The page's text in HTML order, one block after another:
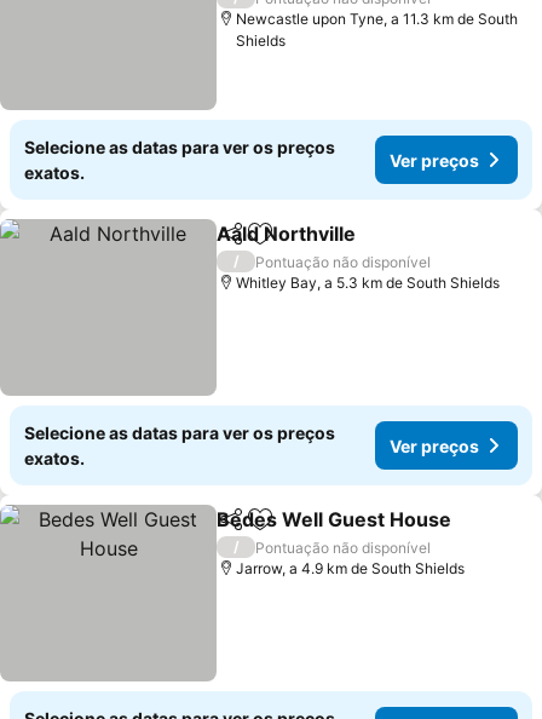
Newcastle upon Tyne, a 11.3 km de South
Shields
Selecione as datas para ver os preços
exatos.
Ver preços
PartilharAdicionar aos favoritos
Aald Northville
/
Pontuação não disponível
Whitley Bay, a 5.3 km de South Shields
Selecione as datas para ver os preços
exatos.
Ver preços
PartilharAdicionar aos favoritos
Bedes Well Guest House
/
Pontuação não disponível
Jarrow, a 4.9 km de South Shields